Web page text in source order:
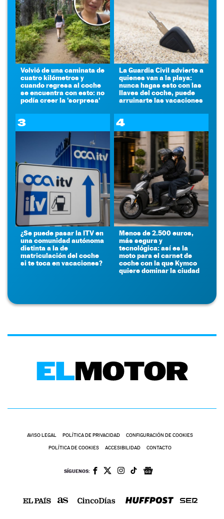
Volvió de una caminata de
cuatro kilómetros y
cuando regresa al coche
se encuentra con esto: no
podía creer la 'sorpresa'
La Guardia Civil advierte a
quienes van a la playa:
nunca hagas esto con las
llaves del coche, puede
arruinarte las vacaciones
3
¿Se puede pasar la ITV en
una comunidad autónoma
distinta a la de
matriculación del coche
si te toca en vacaciones?
4
Menos de 2.500 euros,
más segura y
tecnológica: así es la
moto para el carnet de
coche con la que Kymco
quiere dominar la ciudad
AVISO LEGAL POLÍTICA DE PRIVACIDAD CONFIGURACIÓN DE COOKIES
POLÍTICA DE COOKIES ACCESIBILIDAD CONTACTO
SÍGUENOS: